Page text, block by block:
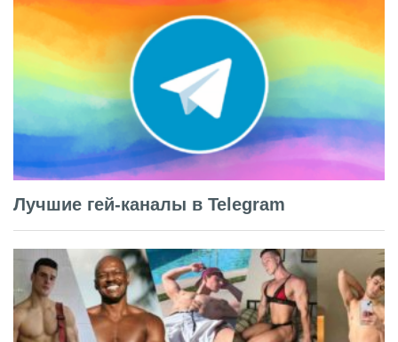
Лучшие гей-каналы в Telegram